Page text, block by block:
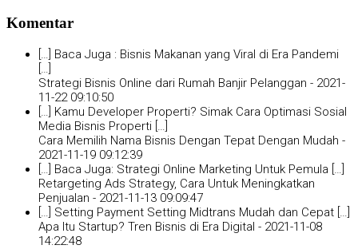
Komentar
[…] Baca Juga : Bisnis Makanan yang Viral di Era Pandemi
Strategi Bisnis Online dari Rumah Banjir Pelanggan - 2021-
11-22 09:10:50
[…] Kamu Developer Properti? Simak Cara Optimasi Sosial
Media Bisnis Properti […]
Cara Memilih Nama Bisnis Dengan Tepat Dengan Mudah -
2021-11-19 09:12:39
[…] Baca Juga: Strategi Online Marketing Untuk Pemula […]
Retargeting Ads Strategy, Cara Untuk Meningkatkan
Penjualan - 2021-11-13 09:09:47
[…] Setting Payment Setting Midtrans Mudah dan Cepat […]
Apa Itu Startup? Tren Bisnis di Era Digital - 2021-11-08
14:22:48